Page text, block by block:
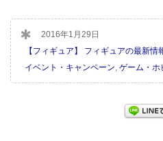
2016年1月29日
【フィギュア】 フィギュアの最新
イベント・キャンペーン ゲーム・ホ